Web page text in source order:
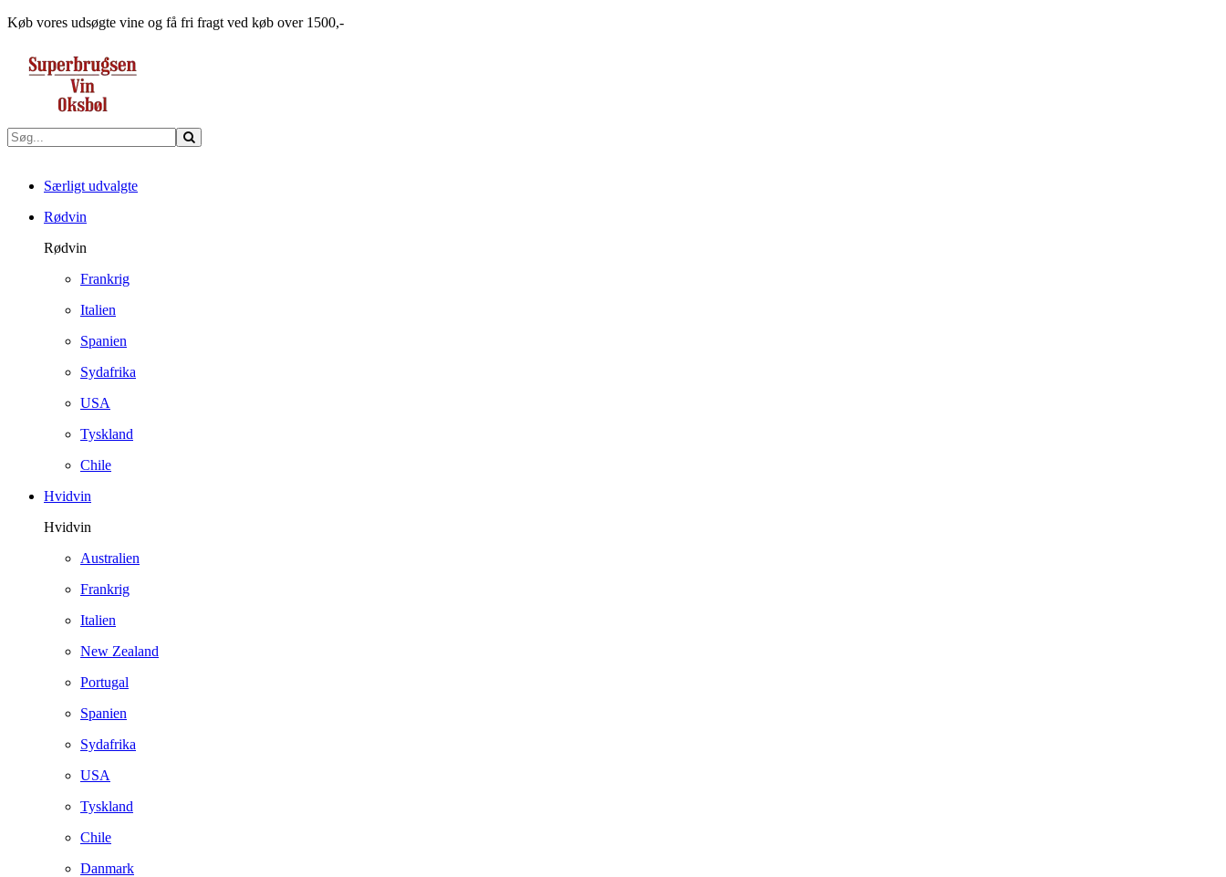
Køb vores udsøgte vine og få fri fragt ved køb over 1500,-
Særligt udvalgte
Rødvin
Rødvin
Frankrig
Italien
Spanien
Sydafrika
USA
Tyskland
Chile
Hvidvin
Hvidvin
Australien
Frankrig
Italien
New Zealand
Portugal
Spanien
Sydafrika
USA
Tyskland
Chile
Danmark